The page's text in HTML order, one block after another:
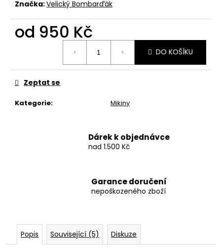
Značka:Velický Bombarďák
od 950 Kč
DO KOŠÍKU
Kategorie: Mikiny
Zeptat se
Dárek k objednávce
nad 1.500 Kč
Garance doručení
nepoškozeného zboží
Popis Související (5) Diskuze
m
e
WITCHERPANÁ
490